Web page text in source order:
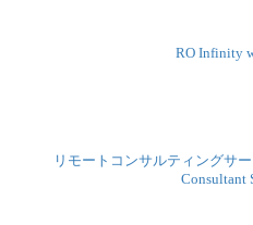
RO Infinity
リモートコンサルティングサ
Consultant